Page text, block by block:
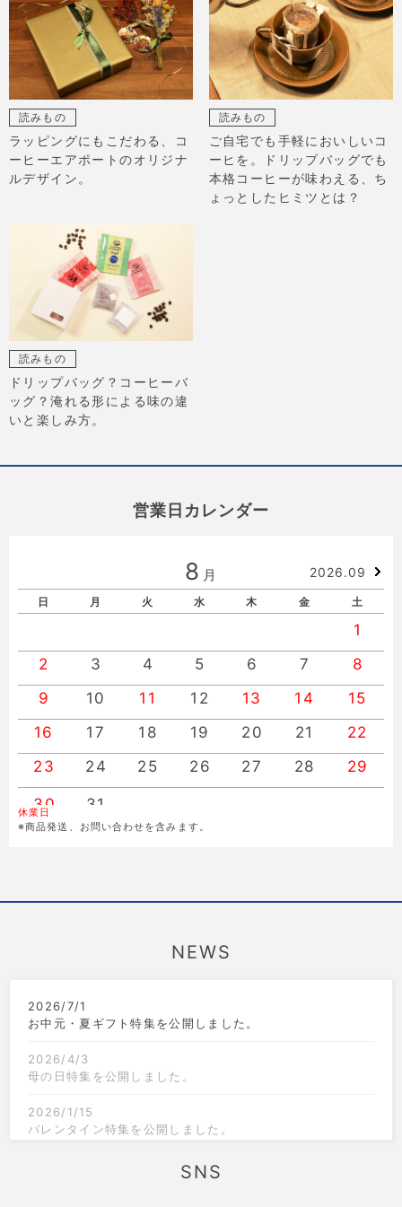
読みもの
ラッピングにもこだわる、コ
ーヒーエアポートのオリジナ
ルデザイン。
読みもの
ご自宅でも手軽においしいコ
ーヒを。ドリップバッグでも
本格コーヒーが味わえる、ち
ょっとしたヒミツとは？
読みもの
ドリップバッグ？コーヒーバ
ッグ？淹れる形による味の違
いと楽しみ方。
営業日カレンダー
8 月 2026.09
日 月 火 水 木 金 土
1
2
3 4 5 6 7
8
9
10 11 12 13 14
15
16
17 18 19 20 21
22
23
24 25 26 27 28 29
30 31
休業日
※商品発送、お問い合わせを含みます。
NEWS
2026/7/1
お中元・夏ギフト特集を公開しました。
2026/4/3
母の日特集を公開しました。
2026/1/15
バレンタイン特集を公開しました。
クリスマス限定のラッピングを追加しました。
SNS